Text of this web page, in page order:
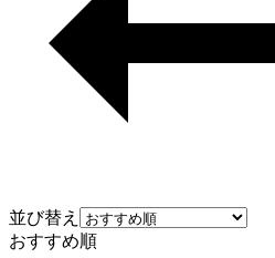
並び替え
おすすめ順